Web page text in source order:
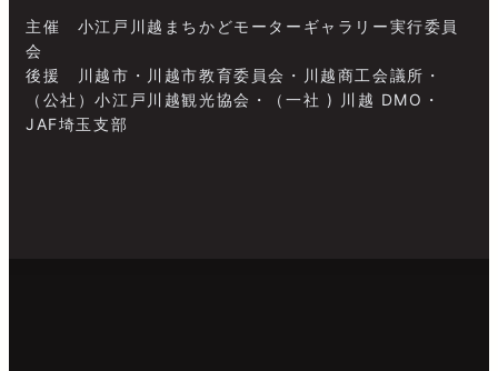
主催 小江戸川越まちかどモーターギャラリー実行委員
会
後援 川越市・川越市教育委員会・川越商工会議所・
（公社）小江戸川越観光協会・（一社 ) 川越 DMO・
JAF埼玉支部